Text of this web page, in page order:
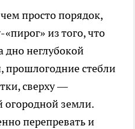
просто порядок,
из того, что
дно неглубокой
прошлогодние стебли
сверху —
огородной земли.
перепревать и